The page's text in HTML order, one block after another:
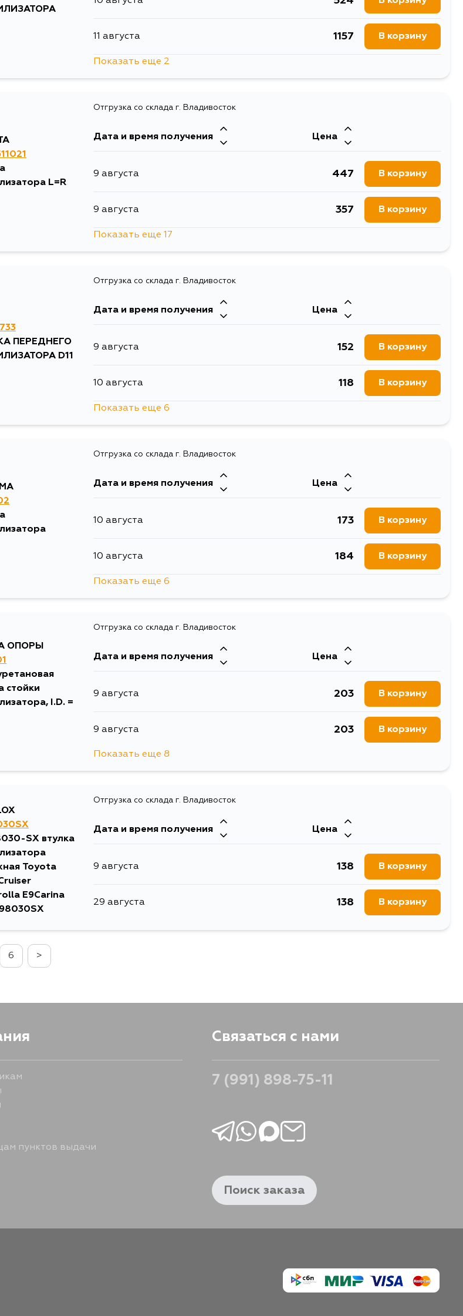
11 августа 1157 В корзину
2 сентября
Показать еще 2
L=R
Отгрузка со склада г. Владивосток
Дата и время получения Цена
9 августа 447 В корзину
9 августа 357 В корзину
10 августа
10 августа 393
10 августа 249 В корзину
11 августа 249 В корзину
11 августа 1069 В корзину
12 августа
В корзину
В корзину
447
Показать еще 17
ПЕРЕДНЕГО
D11
Отгрузка со склада г. Владивосток
Дата и время получения Цена
9 августа 152 В корзину
10 августа 118 В корзину
11 августа
11 августа 982
14 августа 152 В корзину
31 августа 165 В корзину
3 сентября 152 В корзину
Показать еще 6
Отгрузка со склада г. Владивосток
Дата и время получения Цена
10 августа 173 В корзину
10 августа 184 В корзину
1 сентября
3 сентября 238
3 сентября 257 В корзину
4 сентября 214 В корзину
4 сентября 254 В корзину
Показать еще 6
ОПОРЫ
стойки
I.D. =
Отгрузка со склада г. Владивосток
Дата и время получения Цена
9 августа 203 В корзину
9 августа 203 В корзину
11 августа
12 августа 203
13 августа 245 В корзину
14 августа 203 В корзину
Показать еще 8
SX втулка
Toyota
E9Carina
Отгрузка со склада г. Владивосток
Дата и время получения Цена
9 августа 138 В корзину
29 августа 138 В корзину
6 >
пунктов выдачи
Связаться с нами
7 (991) 898-75-11
Поиск заказа